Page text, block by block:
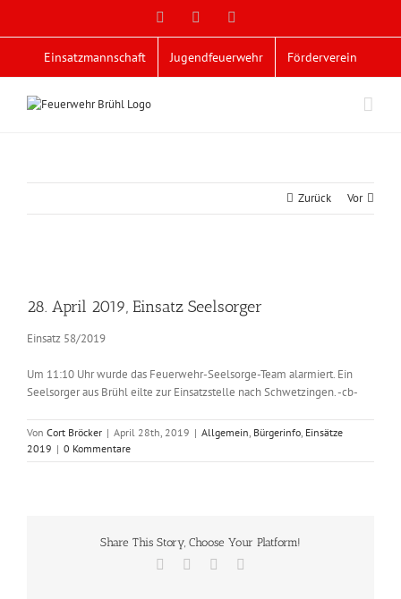
Facebook
Einsatzmannschaft Jugendfeuerwehr Förderverein
Zurück Vor
Bild
28. April 2019, Einsatz Seelsorger
Einsatz 58/2019
Um 11:10 Uhr wurde das Feuerwehr-Seelsorge-Team alarmiert. Ein
Seelsorger aus Brühl eilte zur Einsatzstelle nach Schwetzingen. -cb-
Von Cort Bröcker | April 28th, 2019 | Allgemein, Bürgerinfo, Einsätze
2019 | 0 Kommentare
Share This Story, Choose Your Platform!
Facebook